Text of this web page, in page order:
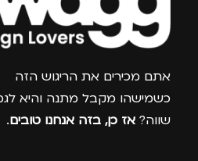
אתם מכירים את הריגוש הזה
כשמישהו מקבל מתנה והיא
שווה? אז כן, בזה אנחנו טובים.